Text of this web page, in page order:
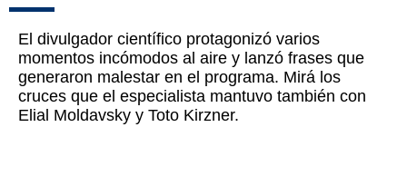
El divulgador científico protagonizó varios
momentos incómodos al aire y lanzó frases que
generaron malestar en el programa. Mirá los
cruces que el especialista mantuvo también con
Elial Moldavsky y Toto Kirzner.